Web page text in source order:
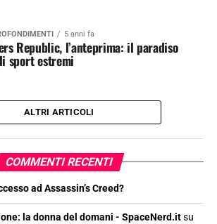
5 anni fa
Republic, l’anteprima: il paradiso
sport estremi
ALTRI ARTICOLI
COMMENTI RECENTI
ad Assassin’s Creed?
la donna del domani - SpaceNerd.itsu